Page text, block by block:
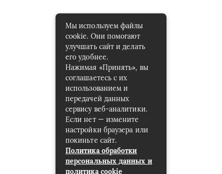
Мы используем файлы
cookie. Они помогают
улучшать сайт и делать
его удобнее.
Нажимая «Принять», вы
соглашаетесь с их
использованием и
передачей данных
сервису веб-аналитики.
Если нет — измените
настройки браузера или
покиньте сайт.
Политика обработки
персональных данных и
политика cookie